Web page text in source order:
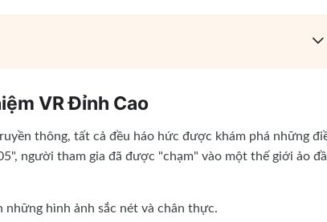
VR Đỉnh Cao
thông, tất cả đều háo hức được khám phá những
người tham gia đã được "chạm" vào một thế giới ảo
những hình ảnh sắc nét và chân thực.